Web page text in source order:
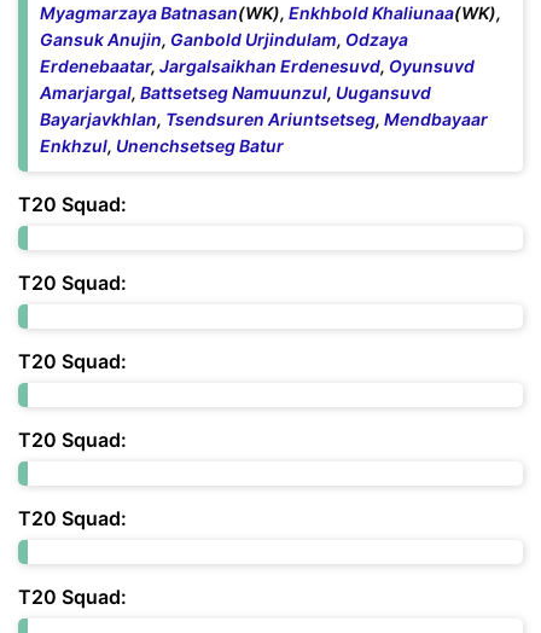
Myagmarzaya Batnasan(WK), Enkhbold Khaliunaa(WK),
Gansuk Anujin, Ganbold Urjindulam, Odzaya
Erdenebaatar, Jargalsaikhan Erdenesuvd, Oyunsuvd
Amarjargal, Battsetseg Namuunzul, Uugansuvd
Bayarjavkhlan, Tsendsuren Ariuntsetseg, Mendbayaar
Enkhzul, Unenchsetseg Batur
T20 Squad:
T20 Squad:
T20 Squad:
T20 Squad:
T20 Squad:
T20 Squad: